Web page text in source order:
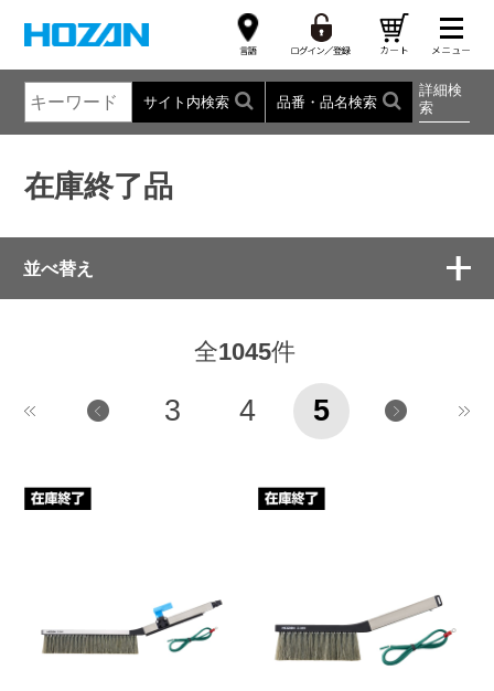
サイト内検索 品番・品名検索
詳細検
索
在庫終了品
並べ替え
全1045件
3 4 5